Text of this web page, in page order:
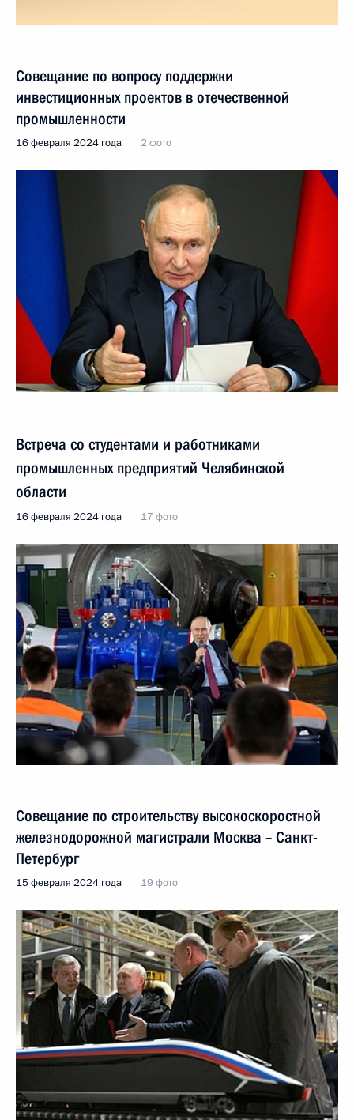
Совещание по вопросу поддержки
инвестиционных проектов в отечественной
промышленности
16 февраля 2024 года 2 фото
Встреча со студентами и работниками
промышленных предприятий Челябинской
области
16 февраля 2024 года 17 фото
Совещание по строительству высокоскоростной
железнодорожной магистрали Москва – Санкт-
Петербург
15 февраля 2024 года 19 фото